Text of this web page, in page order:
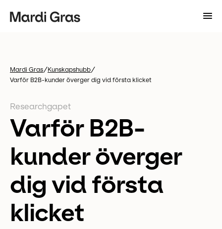
Mardi Gras/Kunskapshubb/
Varför B2B-kunder överger dig vid första klicket
Researchgapet
Varför B2B-
kunder överger
dig vid första
klicket